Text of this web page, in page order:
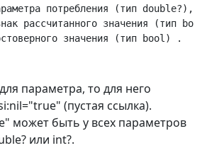
потребления (тип double?),
рассчитанного значения (тип
параметра, то для него
(пустая ссылка).
может быть у всех параметров
или int?.